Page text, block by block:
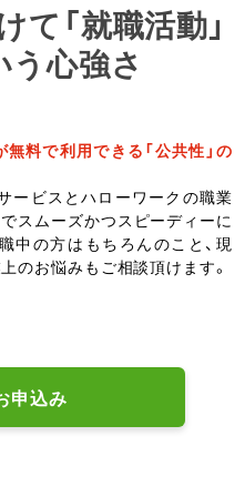
「就職活動」
心強さ
無料で利用できる「公共性」の
ービスとハローワークの職業
スムーズかつスピーディーに
中の方はもちろんのこと、現
のお悩みもご相談頂けます。
申込み